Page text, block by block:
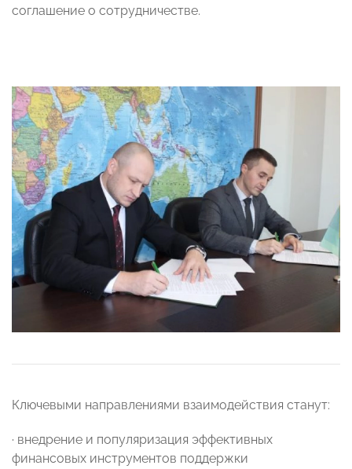
соглашение о сотрудничестве.
Ключевыми направлениями взаимодействия станут:
· внедрение и популяризация эффективных
финансовых инструментов поддержки